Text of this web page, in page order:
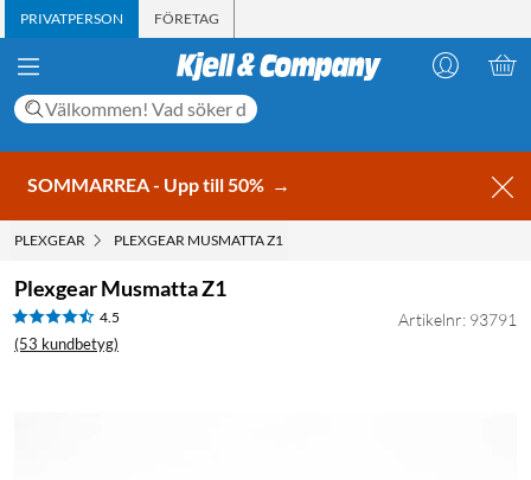
PRIVATPERSON FÖRETAG
SOMMARREA - Upp till 50% →
PLEXGEAR PLEXGEAR MUSMATTA Z1
Plexgear Musmatta Z1
4.5
(53 kundbetyg)
Artikelnr: 93791